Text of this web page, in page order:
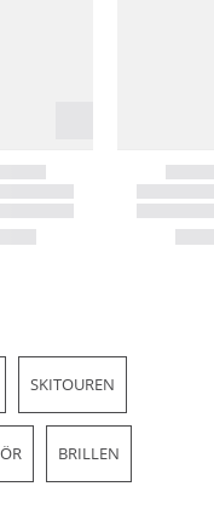
SKITOUREN
BRILLEN